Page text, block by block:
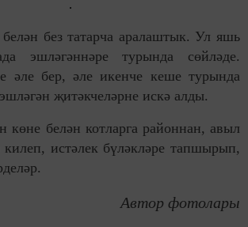
без татарча аралаштык. Ул яшь
эшләгәннәре турында сөйләде.
әле бер, әле икенче кеше турында
җитәкчеләрне искә алды.
көне белән котларга районнан, авыл
истәлек бүләкләре тапшырып,
Автор фотолары